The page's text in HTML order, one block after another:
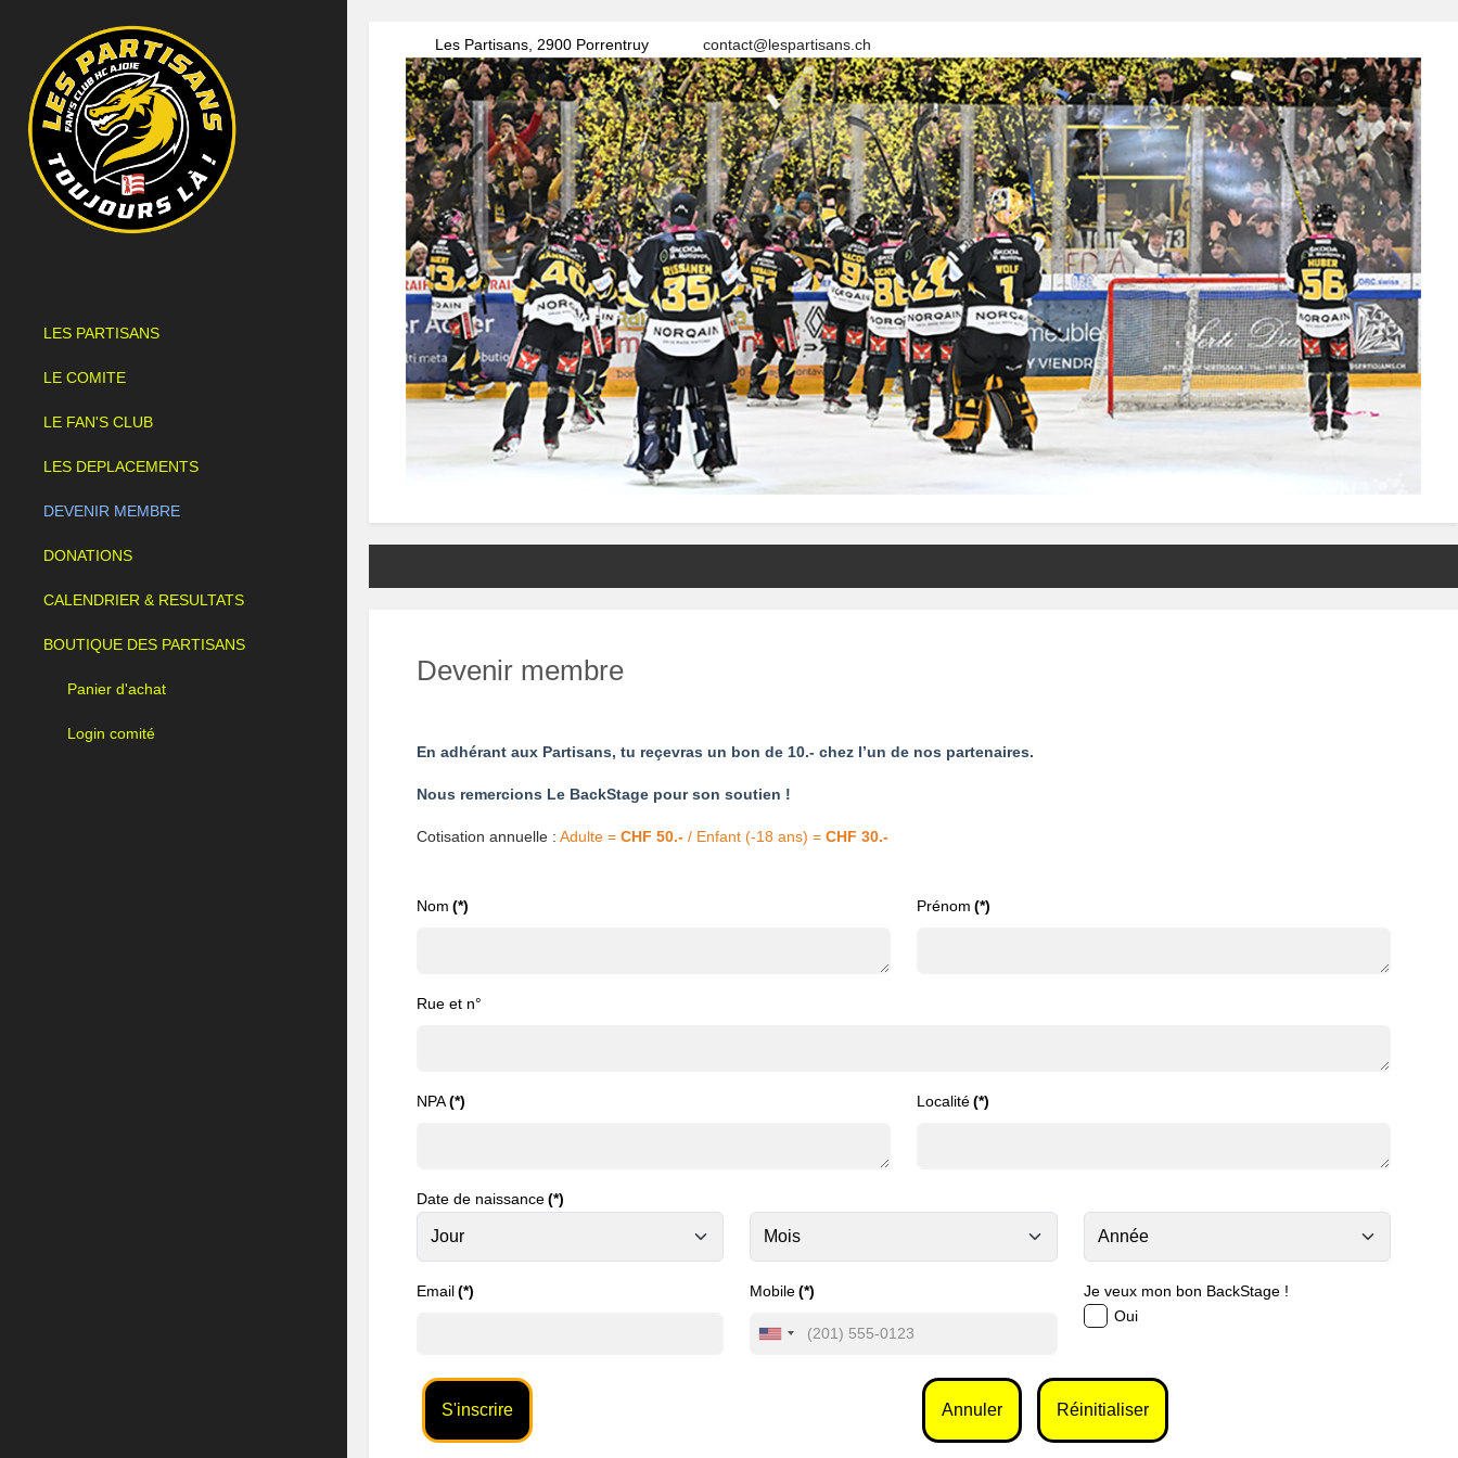
LES PARTISANS
LE COMITE
LE FAN'S CLUB
LES DEPLACEMENTS
DEVENIR MEMBRE
DONATIONS
CALENDRIER & RESULTATS
BOUTIQUE DES PARTISANS
Panier d'achat
Login comité
Les Partisans, 2900 Porrentruy contact@lespartisans.ch
Devenir membre
En adhérant aux Partisans, tu reçevras un bon de 10.- chez l’un de nos partenaires.
Nous remercions Le BackStage pour son soutien !
Cotisation annuelle : Adulte = CHF 50.- / Enfant (-18 ans) = CHF 30.-
Nom (*) Prénom (*)
Rue et n°
NPA(*) Localité(*)
Date de naissance(*)
Email(*) Mobile (*)
United
Je veux mon bon BackStage !
Oui
S'inscrire Annuler Réinitialiser